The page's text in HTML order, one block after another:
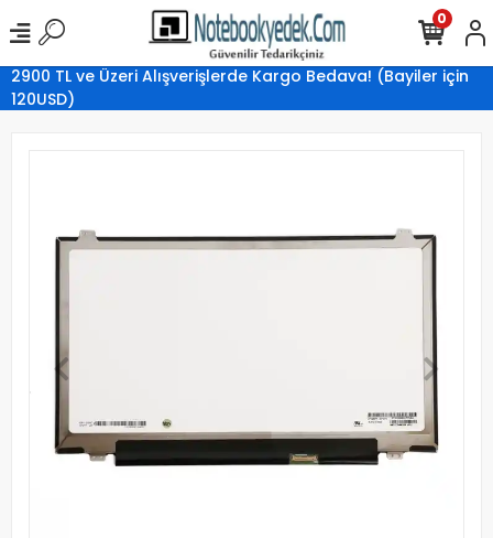
2900 TL ve Üzeri Alışverişlerde Kargo Bedava! (Bayiler için
120USD)
0